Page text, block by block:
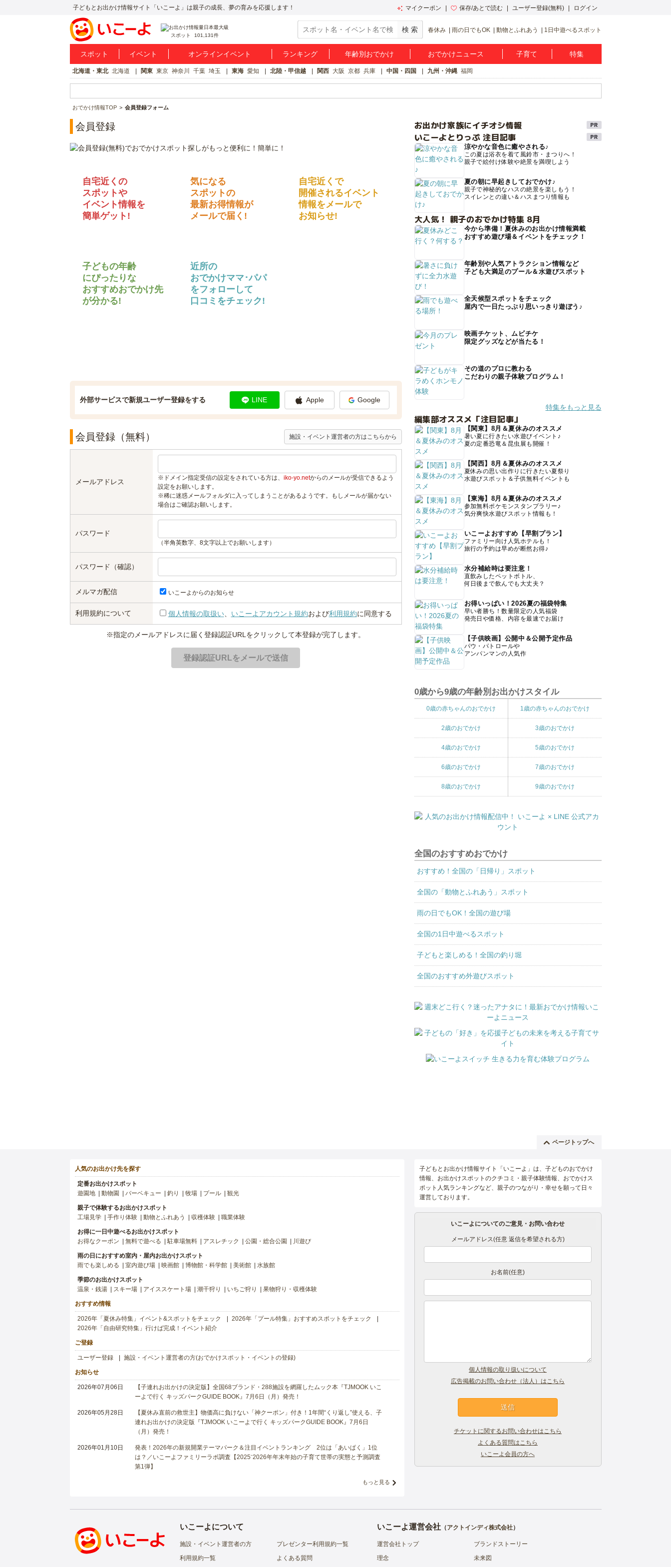
子どもとお出かけ情報サイト「いこーよ」は親子の成長、夢の育みを応援します！ マイクーポン 保存/あとで読む ユーザー登録(無料) ログイン
スポット 101,131件
春休み 雨の日でもOK 動物とふれあう 1日中遊べるスポット
スポット イベント オンラインイベント ランキング 年齢別おでかけ おでかけニュース 子育て 特集
北海道・東北 北海道 関東 東京 神奈川 千葉 埼玉 東海 愛知 北陸・甲信越 関西 大阪 京都 兵庫 中国・四国 九州・沖縄 福岡
おでかけ情報TOP 会員登録フォーム
会員登録
自宅近くの
スポットや
イベント情報を
簡単ゲット!
気になる
スポットの
最新お得情報が
メールで届く!
自宅近くで
開催されるイベント
情報をメールで
お知らせ!
子どもの年齢
にぴったりな
おすすめおでかけ先
が分かる!
近所の
おでかけママ･パパ
をフォローして
口コミをチェック!
外部サービスで新規ユーザー登録をする LINE Apple Google
会員登録（無料） 施設・イベント運営者の方はこちらから
メールアドレス ※ドメイン指定受信の設定をされている方は、 iko-yo.netからのメールが受信できるよう
設定をお願いします。
※稀に迷惑メールフォルダに入ってしまうことがあるようです。もしメールが届かない
場合はご確認お願いします。
パスワード
（半角英数字、8文字以上でお願いします）
パスワード（確認）
メルマガ配信 いこーよからのお知らせ
利用規約について 個人情報の取扱い、 いこーよアカウント規約および利用規約に同意する
※指定のメールアドレスに届く登録認証URLをクリックして本登録が完了します。
お出かけ家族にイチオシ情報
いこーよとりっぷ 注目記事
涼やかな音色に癒やされる♪
この夏は浴衣を着て風鈴市・まつりへ！
親子で絵付け体験や絶景を満喫しよう
夏の朝に早起きしておでかけ♪
親子で神秘的なハスの絶景を楽しもう！
スイレンとの違い＆ハスまつり情報も
大人気！ 親子のおでかけ特集 8月
今から準備！夏休みのお出かけ情報満載
おすすめ遊び場＆イベントをチェック！
年齢別や人気アトラクション情報など
子ども大満足のプール＆水遊びスポット
全天候型スポットをチェック
屋内で一日たっぷり思いっきり遊ぼう♪
映画チケット、ムビチケ
限定グッズなどが当たる！
その道のプロに教わる
こだわりの親子体験プログラム！
特集をもっと見る
編集部オススメ「注目記事」
【関東】8月＆夏休みのオススメ
暑い夏に行きたい水遊びイベント♪
夏の定番恐竜＆昆虫展も開催！
【関西】8月＆夏休みのオススメ
夏休みの思い出作りに行きたい夏祭り
水遊びスポット＆子供無料イベントも
【東海】8月＆夏休みのオススメ
参加無料ポケモンスタンプラリー♪
気分爽快水遊びスポット情報も！
いこーよおすすめ【早割プラン】
ファミリー向け人気ホテルも！
旅行の予約は早めが断然お得♪
水分補給時は要注意！
直飲みしたペットボトル、
何日後まで飲んでも大丈夫？
お得いっぱい！2026夏の福袋特集
早い者勝ち！数量限定の人気福袋
発売日や価格、内容を最速でお届け
【子供映画】公開中＆公開予定作品
パウ・パトロールや
アンパンマンの人気作
0歳から9歳の年齢別お出かけスタイル
0歳の赤ちゃんのおでかけ 1歳の赤ちゃんのおでかけ
2歳のおでかけ 3歳のおでかけ
4歳のおでかけ 5歳のおでかけ
6歳のおでかけ 7歳のおでかけ
8歳のおでかけ 9歳のおでかけ
全国のおすすめおでかけ
おすすめ！全国の「日帰り」スポット
全国の「動物とふれあう」スポット
雨の日でもOK！全国の遊び場
全国の1日中遊べるスポット
子どもと楽しめる！全国の釣り堀
全国のおすすめ外遊びスポット
ページトップへ
人気のお出かけ先を探す
定番お出かけスポット
遊園地
動物園 バーベキュー 釣り 牧場 プール 観光
親子で体験するお出かけスポット
工場見学
手作り体験 動物とふれあう 収穫体験 職業体験
お得に一日中遊べるお出かけスポット
お得なクーポン
無料で遊べる 駐車場無料 アスレチック 公園・総合公園 川遊び
雨の日におすすめ室内・屋内お出かけスポット
雨でも楽しめる
室内遊び場 映画館 博物館・科学館 美術館 水族館
季節のお出かけスポット
温泉・銭湯
スキー場 アイススケート場 潮干狩り いちご狩り 果物狩り・収穫体験
おすすめ情報
2026年「夏休み特集」イベント&スポットをチェック
2026年「プール特集」おすすめスポットをチェック
2026年「自由研究特集」行けば完成！イベント紹介
ご登録
ユーザー登録 施設・イベント運営者の方(おでかけスポット・イベントの登録)
お知らせ
2026年07月06日
【子連れお出かけの決定版】全国68ブランド・288施設を網羅したムック本『TJMOOK いこ
ーよで行く キッズパークGUIDE BOOK』7月6日（月）発売！
2026年05月28日
【夏休み直前の救世主】物価高に負けない「神クーポン」付き！1年間“くり返し”使える、子
連れお出かけの決定版『TJMOOK いこーよで行く キッズパークGUIDE BOOK』7月6日
（月）発売！
2026年01月10日
発表！2026年の新規開業テーマパーク＆注目イベントランキング 2位は「あいぱく」1位
は？／いこーよファミリーラボ調査【2025⁻2026年年末年始の子育て世帯の実態と予測調査
第1弾】
もっと見る
子どもとお出かけ情報サイト「いこーよ」は、子どものおでかけ
情報、お出かけスポットのクチコミ・親子体験情報、おでかけス
ポット人気ランキングなど、親子のつながり・幸せを願って日々
運営しております。
いこーよについてのご意見・お問い合わせ
メールアドレス(任意 返信を希望される方)
お名前(任意)
個人情報の取り扱いについて
広告掲載のお問い合わせ（法人）はこちら
チケットに関するお問い合わせはこちら
よくある質問はこちら
いこーよ会員の方へ
いこーよについて
施設・イベント運営者の方
プレゼンター利用規約一覧
利用規約一覧
よくある質問
いこーよ運営会社（アクトインディ株式会社）
運営会社トップ
ブランドストーリー
理念
未来図